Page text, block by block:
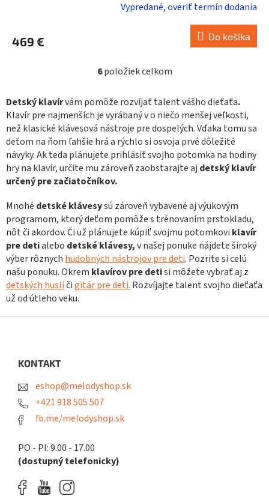
Vypredané, overiť termín dodania
469 € Do košíka
O
l
á
d
a
c
i
e
v
k
y
v
ý
p
i
s
6položiek celkom
Detský klavírvám pomôže rozvíjať talent vášho dieťaťa.
Klavír pre najmenších je vyrábaný v o niečo menšej veľkosti,
než klasické klávesová nástroje pre dospelých. Vďaka tomu sa
deťom na ňom ľahšie hrá a rýchlo si osvoja prvé dôležité
návyky. Ak teda plánujete prihlásiť svojho potomka na hodiny
hry na klavír, určite mu zároveň zaobstarajte aj detský klavír
určený pre začiatočníkov.
Mnohé detské klávesysú zároveň vybavené aj výukovým
programom, ktorý deťom pomôže s trénovaním prstokladu,
nôt či akordov. Či už plánujete kúpiť svojmu potomkovi klavír
pre detialebo detské klávesy,v našej ponuke nájdete široký
výber rôznychhudobných nástrojov pre deti. Pozrite si celú
našu ponuku. Okrem klavírov pre detisi môžete vybrať aj z
detských huslíčigitár pre deti.Rozvíjajte talent svojho dieťaťa
už od útleho veku.
KONTAKT
eshop@melodyshop.sk
+421 918 505 507
fb.me/melodyshop.sk
PO - PI: 9.00 - 17.00
(dostupný telefonicky)